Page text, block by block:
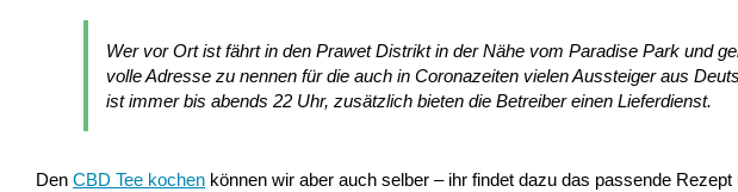
Wer vor Ort ist fährt in den Prawet Distrikt in der Nähe vom Paradise Park und
volle Adresse zu nennen für die auch in Coronazeiten vielen Aussteiger aus
ist immer bis abends 22 Uhr, zusätzlich bieten die Betreiber einen Lieferdienst.
Den CBD Tee kochen können wir aber auch selber – ihr findet dazu das passende